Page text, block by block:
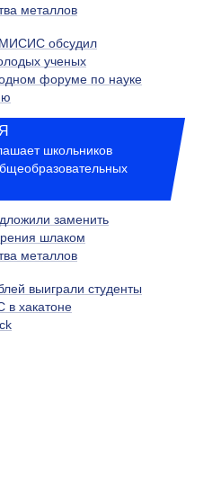
металлов
МИСИС обсудил
ученых
форуме по науке
школьников
заменить
шлаком
металлов
выиграли студенты
хакатоне